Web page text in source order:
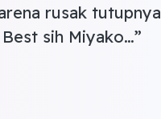
rusak tutupnya
sih Miyako…”